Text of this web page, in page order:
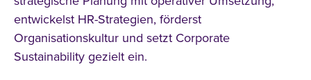
entwickelst HR-Strategien, förderst
Organisationskultur und setzt Corporate
Sustainability gezielt ein.